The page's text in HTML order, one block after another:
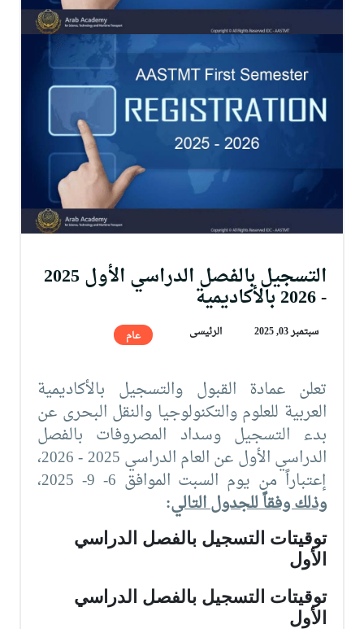
التسجيل بالفصل الدراسي الأول 2025
- 2026 بالأكاديمية
سبتمبر 03, 2025 الرئيسى عام
تعلن عمادة القبول والتسجيل بالأكاديمية
العربية للعلوم والتكنولوجيا والنقل البحرى عن
بدء التسجيل وسداد المصروفات بالفصل
الدراسي الأول عن العام الدراسي 2025 - 2026،
إعتباراً من يوم السبت الموافق 6- 9- 2025،
وذلك وفقاً للجدول التالي:
توقيتات التسجيل بالفصل الدراسي
الأول
توقيتات التسجيل بالفصل الدراسي
الأول